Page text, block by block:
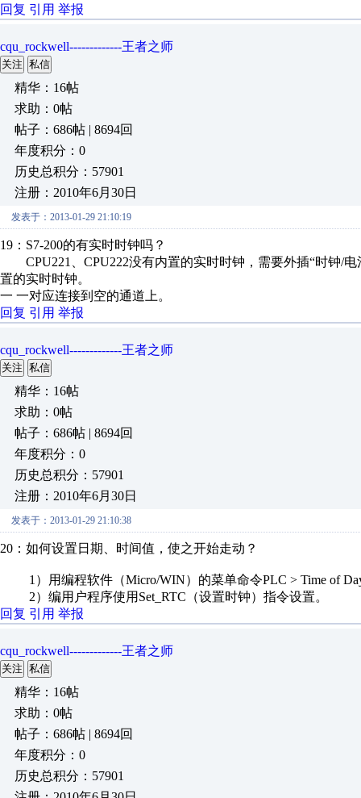
回复 引用 举报
cqu_rockwell-------------王者之师
关注 私信
精华：16帖
求助：0帖
帖子：686帖 | 8694回
年度积分：0
历史总积分：57901
注册：2010年6月30日
发表于：2013-01-29 21:10:19
19：S7-200的有实时时钟吗？
CPU221、CPU222没有内置的实时时钟，需要外插“时钟/电
置的实时时钟。
一 一对应连接到空的通道上。
回复 引用 举报
cqu_rockwell-------------王者之师
关注 私信
精华：16帖
求助：0帖
帖子：686帖 | 8694回
年度积分：0
历史总积分：57901
注册：2010年6月30日
发表于：2013-01-29 21:10:38
20：如何设置日期、时间值，使之开始走动？
1）用编程软件（Micro/WIN）的菜单命令PLC > Time of
2）编用户程序使用Set_RTC（设置时钟）指令设置。
回复 引用 举报
cqu_rockwell-------------王者之师
关注 私信
精华：16帖
求助：0帖
帖子：686帖 | 8694回
年度积分：0
历史总积分：57901